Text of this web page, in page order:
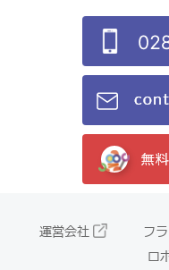
運営会社
フ
ロ